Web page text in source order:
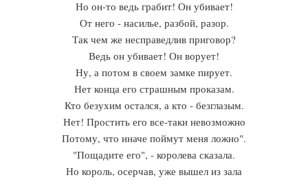
Но он-то ведь грабит! Он убивает!
От него - насилье, разбой, разор.
Так чем же несправедлив приговор?
Ведь он убивает! Он ворует!
Ну, а потом в своем замке пирует.
Нет конца его страшным проказам.
Кто безухим остался, а кто - безглазым.
Нет! Простить его все-таки невозможно
Потому, что иначе поймут меня ложно".
"Пощадите его", - королева сказала.
Но король, осерчав, уже вышел из зала